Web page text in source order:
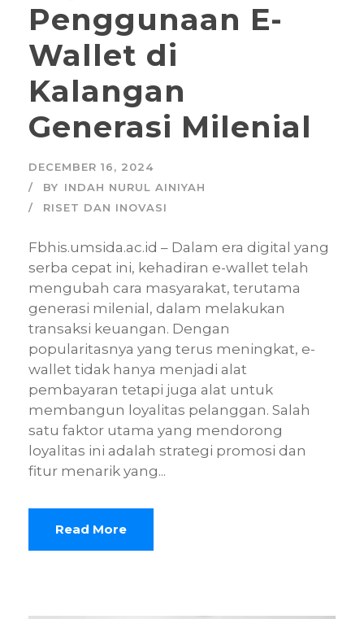
Penggunaan E-
Wallet di
Kalangan
Generasi Milenial
DECEMBER 16, 2024
BY INDAH NURUL AINIYAH
RISET DAN INOVASI
Fbhis.umsida.ac.id – Dalam era digital yang
serba cepat ini, kehadiran e-wallet telah
mengubah cara masyarakat, terutama
generasi milenial, dalam melakukan
transaksi keuangan. Dengan
popularitasnya yang terus meningkat, e-
wallet tidak hanya menjadi alat
pembayaran tetapi juga alat untuk
membangun loyalitas pelanggan. Salah
satu faktor utama yang mendorong
loyalitas ini adalah strategi promosi dan
fitur menarik yang...
Read More